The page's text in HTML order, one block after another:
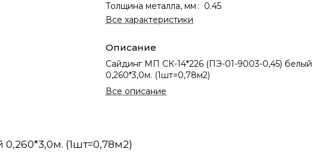
Толщина металла, мм : 0.45
Все характеристики
Описание
Сайдинг МП СК-14*226 (ПЭ-01-9003-0,45) белый
0,260*3,0м. (1шт=0,78м2)
Все описание
(1шт=0,78м2)